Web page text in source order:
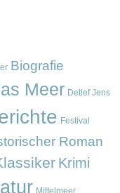
Biografie
Meer Detlef Jens
Festival
Roman
Krimi
Mittelmeer